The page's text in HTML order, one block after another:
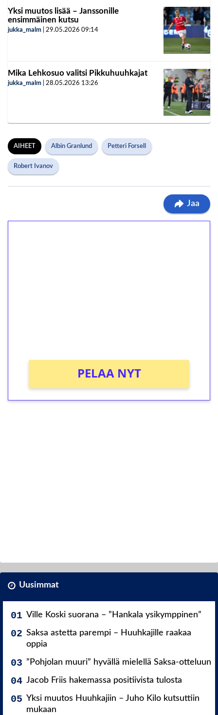
Yksi muutos lisää – Janssonille
ensimmäinen kutsu
jukka_malm 29.05.2026 09:14
Mika Lehkosuo valitsi Pikkuhuuhkajat
jukka_malm 28.05.2026 13:26
AIHEET Albin Granlund Petteri Forsell
Robert Ivanov
Jaa
PELAA NYT
Uusimmat
Ville Koski suorana – ”Hankala ysikymppinen”
Saksa astetta parempi – Huuhkajille raakaa
oppia
”Pohjolan muuri” hyvällä mielellä Saksa-otteluun
Jacob Friis hakemassa positiivista tulosta
Yksi muutos Huuhkajiin – Juho Kilo kutsuttiin
mukaan